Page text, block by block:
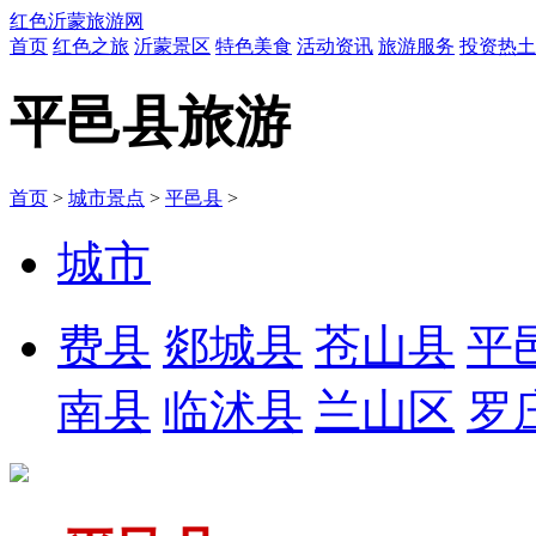
红色沂蒙旅游网
首页 红色之旅 沂蒙景区 特色美食 活动资讯 旅游服务 投资热土
平邑县旅游
首页 > 城市景点 > 平邑县 >
城市
费县 郯城县 苍山县 平
南县 临沭县 兰山区 罗